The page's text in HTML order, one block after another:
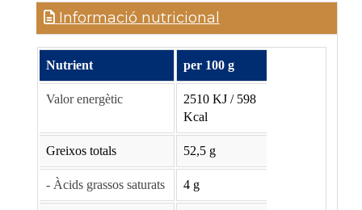
Informació nutricional
Nutrient per 100 g
Valor energètic
2510 KJ / 598
Kcal
Greixos totals 52,5 g
- Àcids grassos saturats 4 g